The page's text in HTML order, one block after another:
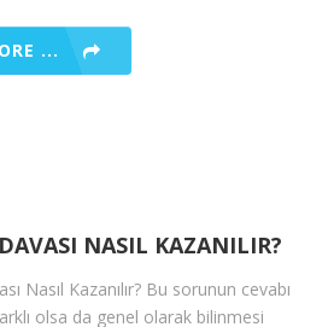
...
NASIL KAZANILIR?
Nasıl Kazanılır? Bu sorunun cevabı
olsa da genel olarak bilinmesi